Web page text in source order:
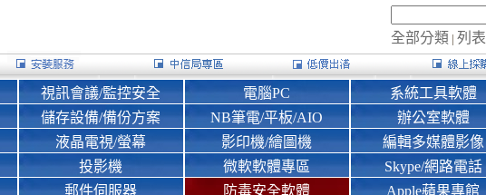
全部分類 | 列表
視訊會議/監控安全
儲存設備/備份方案
液晶電視/螢幕
投影機
郵件伺服器
電腦PC
NB筆電/平板/AIO
影印機/繪圖機
微軟軟體專區
防毒安全軟體
系統工具軟體
辦公室軟體
編輯多媒體影像
Skype/網路電話
Apple蘋果專館